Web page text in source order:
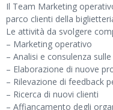
Il Team Marketing
parco clienti della
Le attività da svolgere
– Marketing operativo
– Analisi e consulenza
– Elaborazione di nuove
– Rilevazione di feedback
– Ricerca di nuovi clienti
– Affiancamento degli